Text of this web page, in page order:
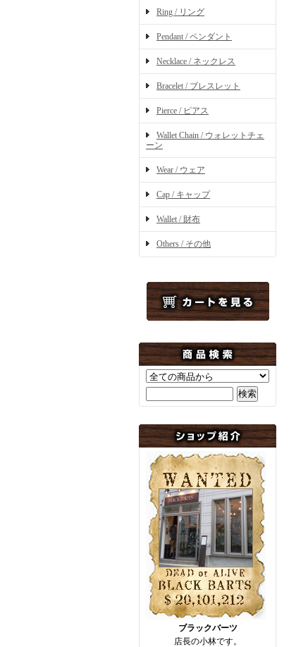
Ring / リング
Pendant / ペンダント
Necklace / ネックレス
Bracelet / ブレスレット
Pierce / ピアス
Wallet Chain / ウォレットチェ
ーン
Wear / ウェア
Cap / キャップ
Wallet / 財布
Others / その他
ブラックバーツ
店長の小林です。